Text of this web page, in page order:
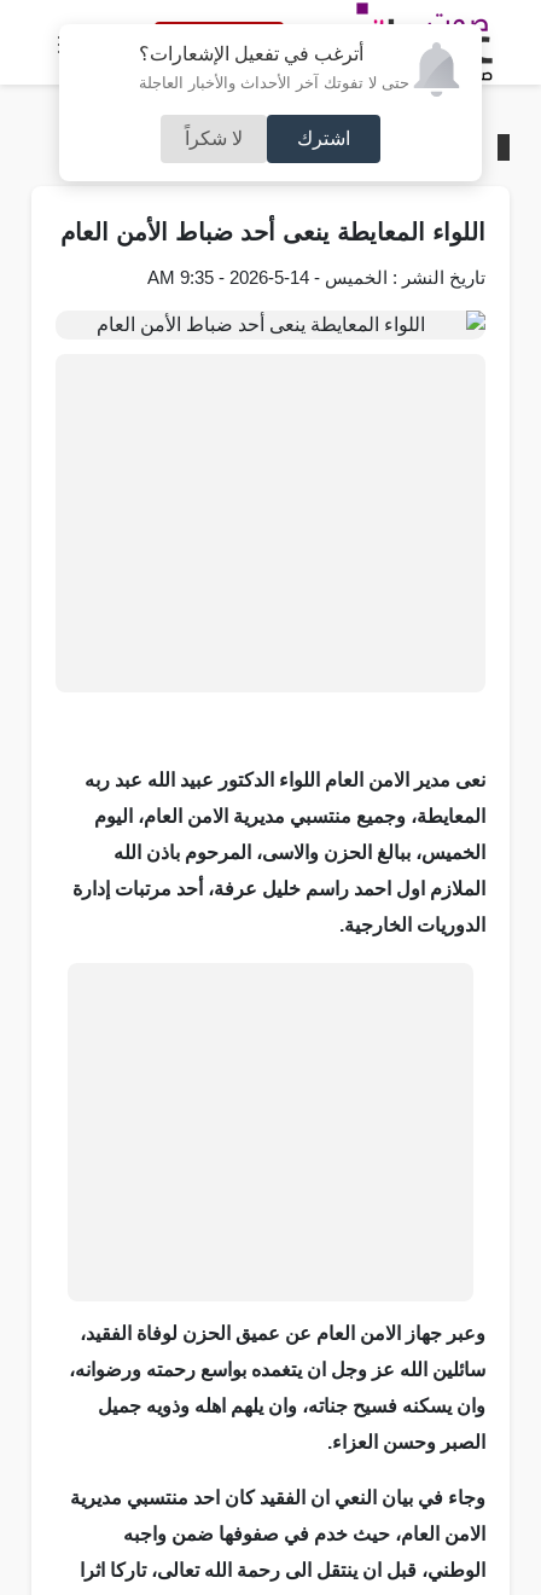
أترغب في تفعيل الإشعارات؟
حتى لا تفوتك آخر الأحداث والأخبار العاجلة
اشترك لا شكراً
النسخة الكاملة
محليات
اللواء المعايطة ينعى أحد ضباط الأمن العام
تاريخ النشر : الخميس - 14-5-2026 - 9:35 AM
نعى مدير الامن العام اللواء الدكتور عبيد الله عبد ربه
المعايطة، وجميع منتسبي مديرية الامن العام، اليوم
الخميس، ببالغ الحزن والاسى، المرحوم باذن الله
الملازم اول احمد راسم خليل عرفة، أحد مرتبات إدارة
الدوريات الخارجية.
وعبر جهاز الامن العام عن عميق الحزن لوفاة الفقيد،
سائلين الله عز وجل ان يتغمده بواسع رحمته ورضوانه،
وان يسكنه فسيح جناته، وان يلهم اهله وذويه جميل
الصبر وحسن العزاء.
وجاء في بيان النعي ان الفقيد كان احد منتسبي مديرية
الامن العام، حيث خدم في صفوفها ضمن واجبه
الوطني، قبل ان ينتقل الى رحمة الله تعالى، تاركا اثرا